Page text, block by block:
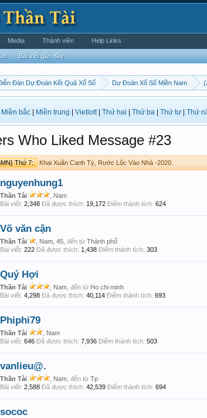
Đàn Dự Đoán Kết Quả Xổ Số Dự Đoán Xổ Số Miền Nam
Miền bắc Miền trung Vietlott| Thứ hai Thứ ba Thứ tư Thứ
Who Liked Message #23
Thứ 7: Khai Xuân Canh Tý, Rước Lộc Vào Nhà -2020.
nguyenhung1
Thần Tài
, Nam
Bài viết: 2,348 Đã được thích: 19,172 Điểm thành tích: 624
Võ văn cận
Thần Tài , Nam, 45, đến từ Thành phố
Bài viết: 222 Đã được thích: 1,438 Điểm thành tích: 303
Quý Hợi
Thần Tài , Nam, đến từ Ho chi minh
Bài viết: 4,298 Đã được thích: 40,114 Điểm thành tích: 693
Phiphi79
Thần Tài
, Nam
Bài viết: 646 Đã được thích: 7,936 Điểm thành tích: 503
vanlieu@.
Thần Tài , Nam, đến từ Tp
Bài viết: 2,588 Đã được thích: 42,539 Điểm thành tích: 694
sococ
Bài viết gần đây
Media Thành viên Help Links